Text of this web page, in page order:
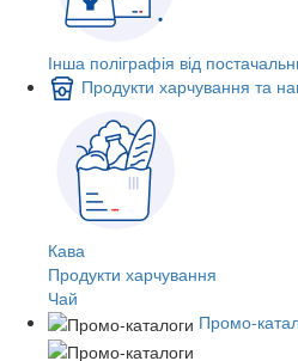
Інша поліграфія від
Продукти харчування та
Кава
Продукти харчування
Чай
Промо-